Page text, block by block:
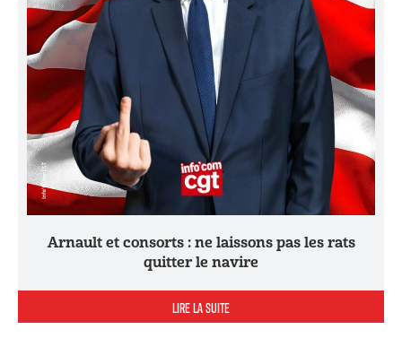
Arnault et consorts : ne laissons pas les rats
quitter le navire
LIRE LA SUITE